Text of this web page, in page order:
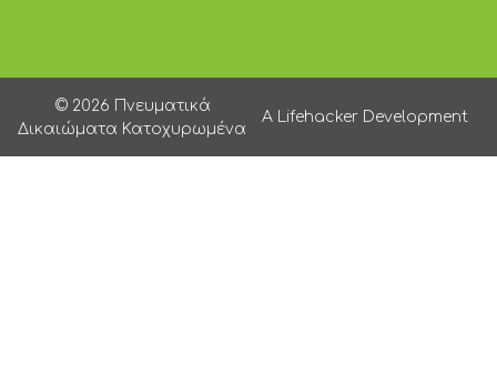
© 2026 Πνευματικά
Δικαιώματα Κατοχυρωμένα
A Lifehacker Development